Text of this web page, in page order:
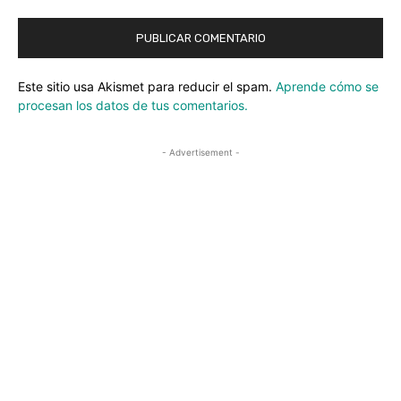
Este sitio usa Akismet para reducir el spam. Aprende cómo se
procesan los datos de tus comentarios.
- Advertisement -